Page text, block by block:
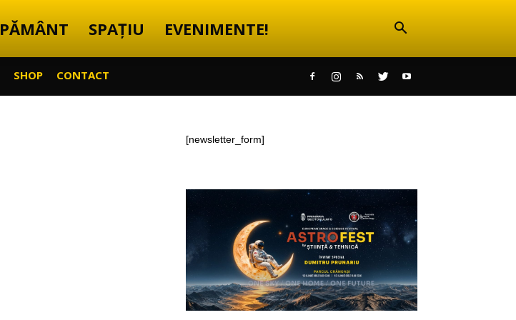
PĂMÂNT SPAȚIU EVENIMENTE!
SHOP CONTACT
[newsletter_form]